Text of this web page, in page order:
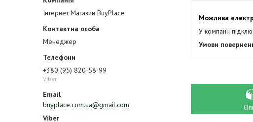
Інтернет Магазин BuyPlace
Менеджер
+380 (95) 820-58-99
Viber
buyplace.com.ua@gmail.com
У компанії